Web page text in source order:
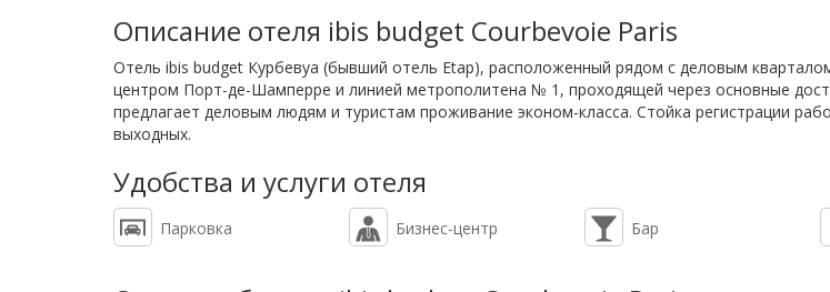
Описание отеля ibis budget Courbevoie Paris
Отель ibis budget Курбевуа (бывший отель Etap), расположенный рядом с деловым
центром Порт-де-Шамперре и линией метрополитена № 1, проходящей через основные
предлагает деловым людям и туристам проживание эконом-класса. Стойка регистрации
выходных.
Удобства и услуги отеля
Парковка Бизнес-центр Бар